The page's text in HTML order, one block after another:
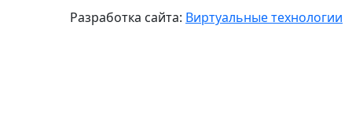
Разработка сайта: Виртуальные технологии